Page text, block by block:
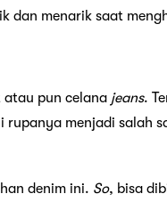
dan menarik saat
atau pun celana jeans.
rupanya menjadi salah
denim ini. So, bisa